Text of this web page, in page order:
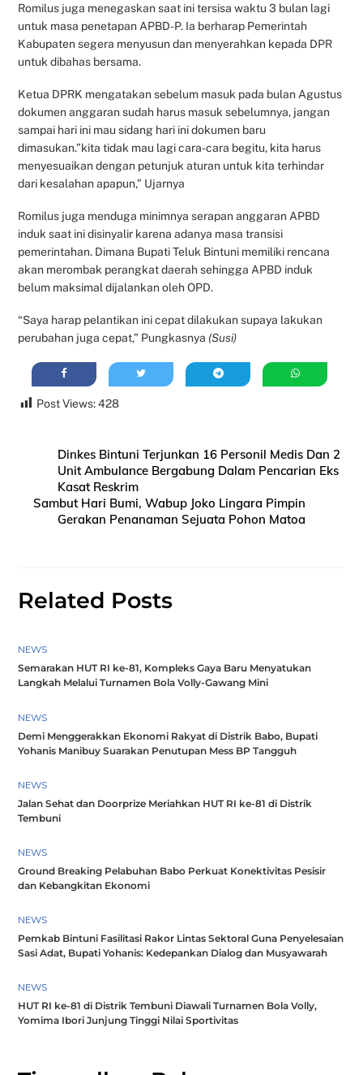
Romilus juga menegaskan saat ini tersisa waktu 3 bulan lagi
untuk masa penetapan APBD-P. Ia berharap Pemerintah
Kabupaten segera menyusun dan menyerahkan kepada DPR
untuk dibahas bersama.
Ketua DPRK mengatakan sebelum masuk pada bulan Agustus
dokumen anggaran sudah harus masuk sebelumnya, jangan
sampai hari ini mau sidang hari ini dokumen baru
dimasukan.”kita tidak mau lagi cara-cara begitu, kita harus
menyesuaikan dengan petunjuk aturan untuk kita terhindar
dari kesalahan apapun,” Ujarnya
Romilus juga menduga minimnya serapan anggaran APBD
induk saat ini disinyalir karena adanya masa transisi
pemerintahan. Dimana Bupati Teluk Bintuni memiliki rencana
akan merombak perangkat daerah sehingga APBD induk
belum maksimal dijalankan oleh OPD.
“Saya harap pelantikan ini cepat dilakukan supaya lakukan
perubahan juga cepat,” Pungkasnya (Susi)
Post Views: 428
Dinkes Bintuni Terjunkan 16 Personil Medis Dan 2
Unit Ambulance Bergabung Dalam Pencarian Eks
Kasat Reskrim
Sambut Hari Bumi, Wabup Joko Lingara Pimpin
Gerakan Penanaman Sejuata Pohon Matoa
Related Posts
NEWS
Semarakan HUT RI ke-81, Kompleks Gaya Baru Menyatukan
Langkah Melalui Turnamen Bola Volly-Gawang Mini
NEWS
Demi Menggerakkan Ekonomi Rakyat di Distrik Babo, Bupati
Yohanis Manibuy Suarakan Penutupan Mess BP Tangguh
NEWS
Jalan Sehat dan Doorprize Meriahkan HUT RI ke-81 di Distrik
Tembuni
NEWS
Ground Breaking Pelabuhan Babo Perkuat Konektivitas Pesisir
dan Kebangkitan Ekonomi
NEWS
Pemkab Bintuni Fasilitasi Rakor Lintas Sektoral Guna Penyelesaian
Sasi Adat, Bupati Yohanis: Kedepankan Dialog dan Musyawarah
NEWS
HUT RI ke-81 di Distrik Tembuni Diawali Turnamen Bola Volly,
Yomima Ibori Junjung Tinggi Nilai Sportivitas